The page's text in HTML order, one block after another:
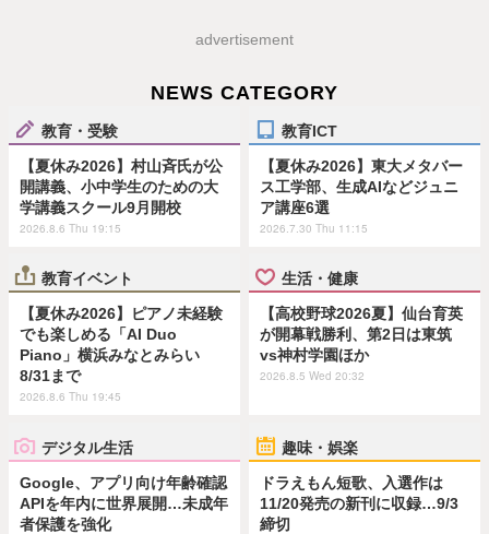
advertisement
NEWS CATEGORY
教育・受験
【夏休み2026】村山斉氏が公
開講義、小中学生のための大
学講義スクール9月開校
2026.8.6 Thu 19:15
教育ICT
【夏休み2026】東大メタバー
ス工学部、生成AIなどジュニ
ア講座6選
2026.7.30 Thu 11:15
教育イベント
【夏休み2026】ピアノ未経験
でも楽しめる「AI Duo
Piano」横浜みなとみらい
8/31まで
2026.8.6 Thu 19:45
生活・健康
【高校野球2026夏】仙台育英
が開幕戦勝利、第2日は東筑
vs神村学園ほか
2026.8.5 Wed 20:32
デジタル生活
Google、アプリ向け年齢確認
APIを年内に世界展開…未成年
者保護を強化
趣味・娯楽
ドラえもん短歌、入選作は
11/20発売の新刊に収録…9/3
締切